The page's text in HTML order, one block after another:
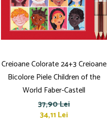
Brush Pen-uri
Carioci
Creioane cerate
Linere
Markere
Mine pentru creioane mecanice
Rezerve stilouri
Creioane Colorate 24+3 Creioane
Bicolore Piele Children of the
World Faber-Castell
37,90 Lei
34,11 Lei